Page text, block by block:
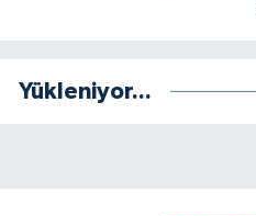
Yükleniyor...